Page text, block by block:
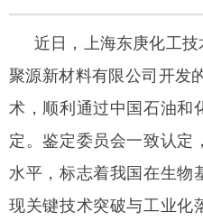
近日，上海东庚化工
聚源新材料有限公司开发
术，顺利通过中国石油和
定。鉴定委员会一致认定
水平，标志着我国在生物
现关键技术突破与工业化